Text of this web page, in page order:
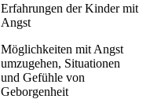
Erfahrungen der Kinder mit
Angst
Möglichkeiten mit Angst
umzugehen, Situationen
und Gefühle von
Geborgenheit